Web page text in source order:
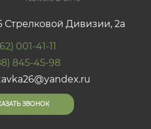
Стрелковой Дивизии, 2а
001-41-11
845-45-98
ЗВОНОК